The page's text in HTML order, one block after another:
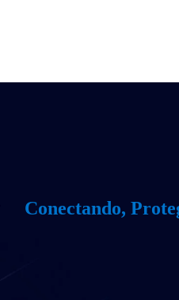
Conectando,